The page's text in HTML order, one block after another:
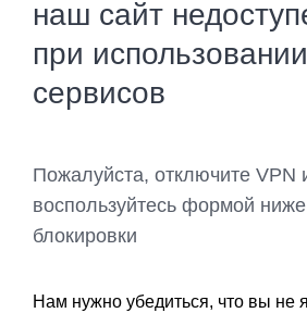
наш сайт
при
сервисов
Пожалуйста, отключите VPN
воспользуйтесь формой
блокировки
Нам нужно убедиться, что вы не